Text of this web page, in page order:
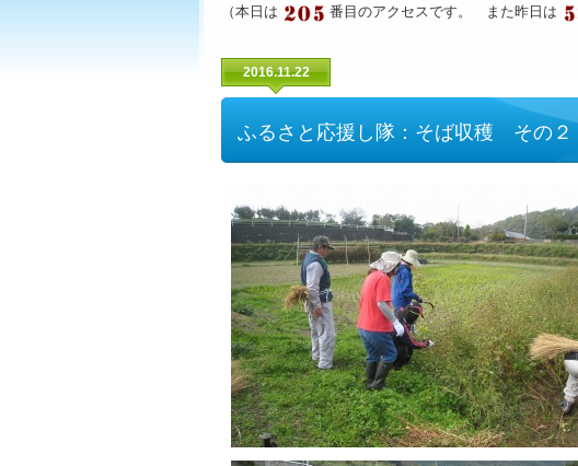
（本日は 番目のアクセスです。 また昨日は
2016.11.22
ふるさと応援し隊：そば収穫 その２